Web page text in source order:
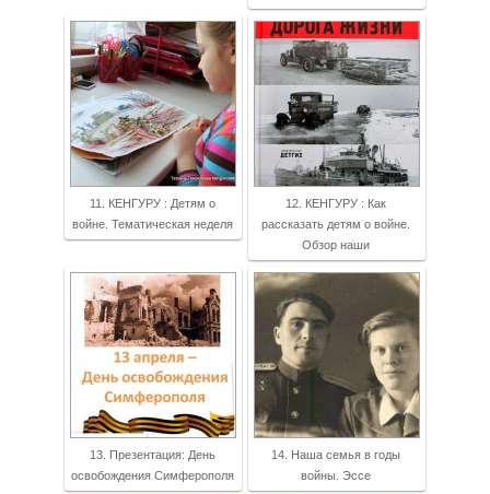
11. КЕНГУРУ : Детям о
войне. Тематическая неделя
12. КЕНГУРУ : Как
рассказать детям о войне.
Обзор наши
13. Презентация: День
освобождения Симферополя
14. Наша семья в годы
войны. Эссе